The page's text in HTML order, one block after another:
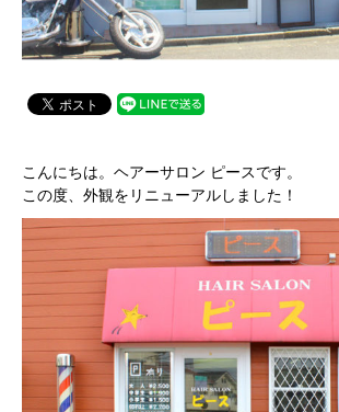
こんにちは。ヘアーサロン ピースです。
この度、外観をリニューアルしました！